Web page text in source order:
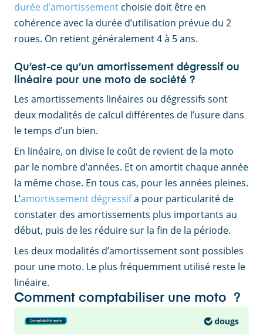
durée d’amortissement choisie doit être en
cohérence avec la durée d’utilisation prévue du 2
roues. On retient généralement 4 à 5 ans.
Qu’est-ce qu’un amortissement dégressif ou
linéaire pour une moto de société ?
Les amortissements linéaires ou dégressifs sont
deux modalités de calcul différentes de l’usure dans
le temps d’un bien.
En linéaire, on divise le coût de revient de la moto
par le nombre d’années. Et on amortit chaque année
la même chose. En tous cas, pour les années pleines.
L’amortissement dégressifa pour particularité de
constater des amortissements plus importants au
début, puis de les réduire sur la fin de la période.
Les deux modalités d’amortissement sont possibles
pour une moto. Le plus fréquemment utilisé reste le
linéaire.
Comment comptabiliser une moto ?